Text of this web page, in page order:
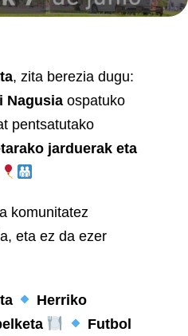
, zita berezia dugu:
Nagusia ospatuko
pentsatutako
jarduerak eta
komunitatez
eta ez da ezer
Herriko
Futbol